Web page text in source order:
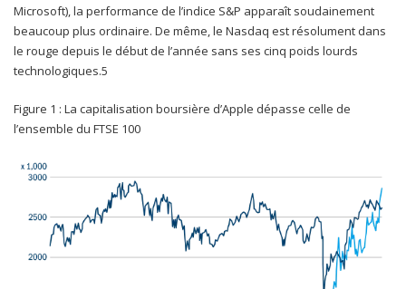
Microsoft), la performance de l’indice S&P apparaît soudainement
beaucoup plus ordinaire. De même, le Nasdaq est résolument dans
le rouge depuis le début de l’année sans ses cinq poids lourds
technologiques.5
Figure 1 : La capitalisation boursière d’Apple dépasse celle de
l’ensemble du FTSE 100